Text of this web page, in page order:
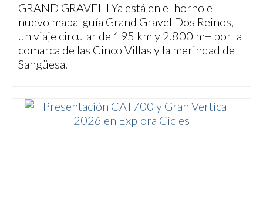
GRAND GRAVEL I Ya está en el horno el
nuevo mapa-guía Grand Gravel Dos Reinos,
un viaje circular de 195 km y 2.800 m+ por la
comarca de las Cinco Villas y la merindad de
Sangüesa.